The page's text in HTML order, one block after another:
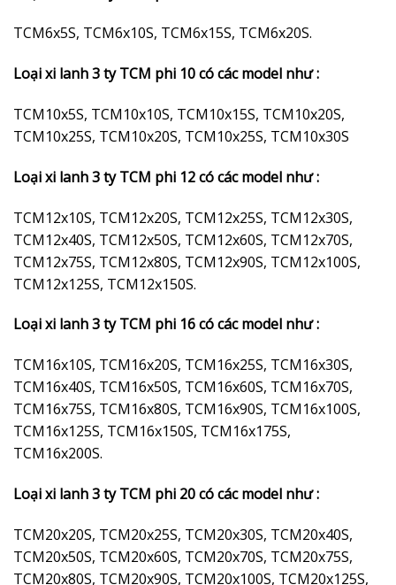
TCM6x5S, TCM6x10S, TCM6x15S, TCM6x20S.
Loại xi lanh 3 ty TCM phi 10 có các model như :
TCM10x5S, TCM10x10S, TCM10x15S, TCM10x20S,
TCM10x25S, TCM10x20S, TCM10x25S, TCM10x30S
Loại xi lanh 3 ty TCM phi 12 có các model như :
TCM12x10S, TCM12x20S, TCM12x25S, TCM12x30S,
TCM12x40S, TCM12x50S, TCM12x60S, TCM12x70S,
TCM12x75S, TCM12x80S, TCM12x90S, TCM12x100S,
TCM12x125S, TCM12x150S.
Loại xi lanh 3 ty TCM phi 16 có các model như :
TCM16x10S, TCM16x20S, TCM16x25S, TCM16x30S,
TCM16x40S, TCM16x50S, TCM16x60S, TCM16x70S,
TCM16x75S, TCM16x80S, TCM16x90S, TCM16x100S,
TCM16x125S, TCM16x150S, TCM16x175S,
TCM16x200S.
Loại xi lanh 3 ty TCM phi 20 có các model như :
TCM20x20S, TCM20x25S, TCM20x30S, TCM20x40S,
TCM20x50S, TCM20x60S, TCM20x70S, TCM20x75S,
TCM20x80S, TCM20x90S, TCM20x100S, TCM20x125S,